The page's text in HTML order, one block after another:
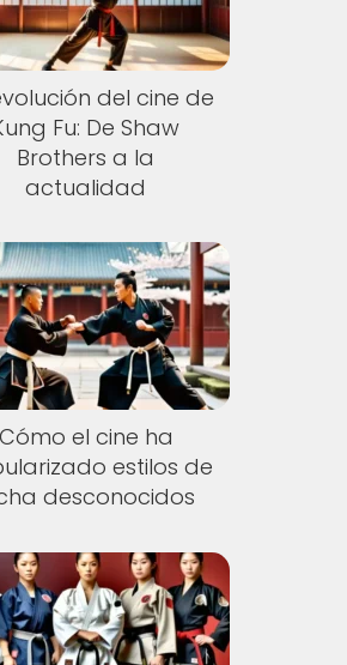
del cine de
Fu: De Shaw
Brothers a la
actualidad
Cómo el cine ha
estilos de
desconocidos